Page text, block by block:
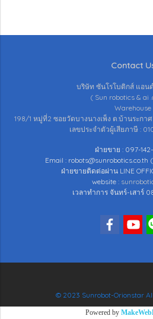
Contact
บริษัท ซันโรโบติกส์ แอน
( Sun robotics & ai
Warehouse
198/1 หมู่ที่2 ซอยวัดบางนางเพ็ง ต.บ้านระกา
เลขประจำตัวผู้เสียภาษี :
ฝ่ายขาย : 097-
Email :
ฝ่ายขายติดต่อผ่าน LINE
website :
เวลาทำการ จันทร์-เสาร์
© 2023 Sunrobot-Orionstar
Powered by